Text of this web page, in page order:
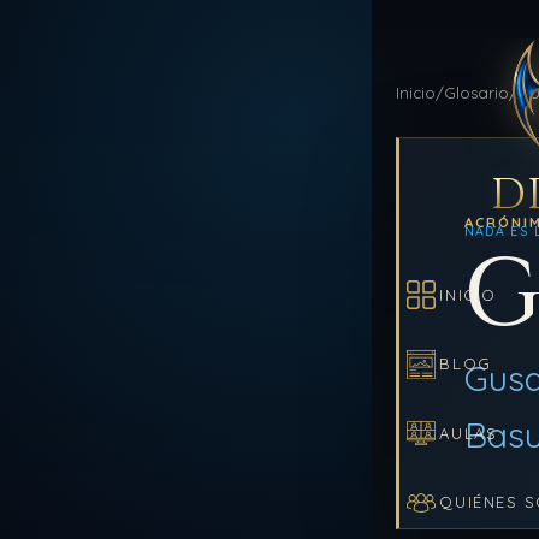
NADA ES
INICIO
BLOG
AULAS
QUIÉNES
Inicio/Glosario/